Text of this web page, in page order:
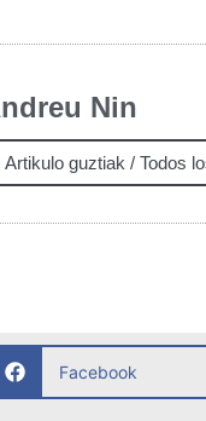
Nin
Artikulo guztiak / Todos
Facebook